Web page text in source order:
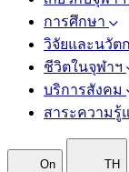
การศึกษา
วิจัยและนวัต
ชีวิตในจุฬาฯ
บริการสังคม
สาระความรู้
On TH